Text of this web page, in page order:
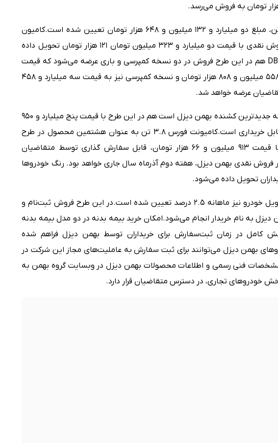
کامیون
فورس ۱۲ تن نیز در طرح فروش نقدی با قیمت دو میلیارد و ۳۲۳ میلیون تومان ۱۲۱ هزار تومان تحویل داده
کامیون امپاور DB300 هم در این طرح فروش در دو نسخه کمپرسی و باری عرضه می‌شود که قیمت
نسخه باری، سه میلیارد و ۵۵۸ میلیون و ۸۰۸ هزار تومان و نسخه کمپرسی نیز به قیمت سه میلیارد و ۴۵۸
کشنده تک محور بایک X9 که جدیدترین کشنده بهمن دیزل است هم در این طرح با قیمت پنج میلیارد و ۹۵۰
کامیونت فورس ۳.۸ تن به عنوان هشتمین محصول در طرح
فروش نقدی بهمن دیزل با قیمت ۹۱۳ میلیون و ۶۶ هزار تومان، قابل سفارش گذاری توسط متقاضیان
فروش نقدی بهمن دیزل، هفته دوم آذرماه سال جاری خواهد بود. رنگ خودروها
ماهانه ۲.۵ درصد تعیین شده است.
در این طرح فروش ثبت‌نام و
به نام خریدار انجام می‌شود.امکان خرید بیمه بدنه در دو مدل بیمه بدنه
کامل در زمان ثبت‌سفارش برای خریداران توسط بهمن دیزل فراهم شده
بهمن دیزل می‌توانند برای ثبت سفارش به عاملیت‌های مجاز این شرکت در
فنی رسمی و اطلاعات محصولات بهمن دیزل در وبسایت گروه بهمن به
خودروهای تجاری، در دسترس متقاضیان قرار دارد.